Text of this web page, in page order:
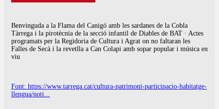
Benvinguda a la Flama del Canigó amb les sardanes de la Cobla
Tàrrega i la pirotècnia de la secció infantil de Diables de BAT · Actes
programats per la Regidoria de Cultura i Agrat on no faltaran les
Falles de Secà i la revetlla a Can Colapi amb sopar popular i música en
viu
Font: https://www.tarrega.cat/cultura-patrimoni-participacio-habitatge-
llengua/noti...